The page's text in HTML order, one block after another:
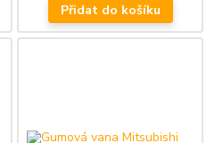
Přidat do košíku